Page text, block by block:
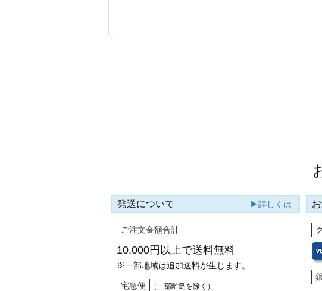
発送について ▶詳しくは
ご注文金額合計
10,000円以上で送料無料
※一部地域は追加送料が生じます。
宅急便 （一部離島を除く）